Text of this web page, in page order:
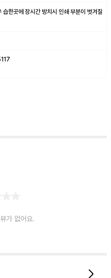
습한곳에 장시간 방치시 인쇄 부분이 벗겨질
가 없어요.